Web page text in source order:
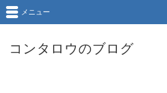
コンタロウのブログ
メニュー